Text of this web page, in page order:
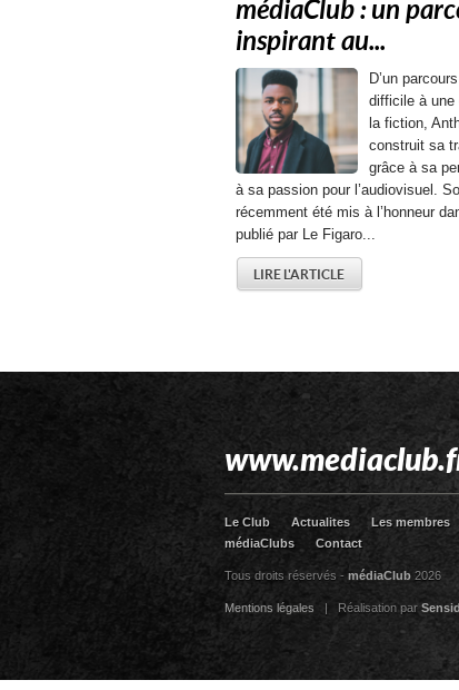
médiaClub : un
inspirant au...
D’un
difficile à une
la fiction,
construit sa
grâce à sa
à sa passion pour l’audiovisuel.
récemment été mis à l’honneur
publié par Le Figaro...
LIRE L'ARTICLE
Le Club Actualites Les membres
médiaClubs
Contact
Tous droits réservés - médiaClub 2026
Mentions légales | Réalisation par